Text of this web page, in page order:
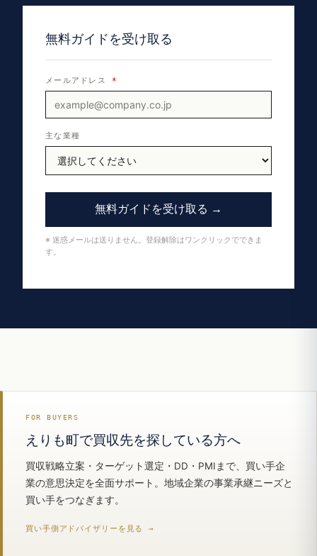
無料ガイドを受け取る
メールアドレス *
主な業種
無料ガイドを受け取る →
※ 迷惑メールは送りません。登録解除はワンクリックでできま
す。
FOR BUYERS
えりも町で買収先を探している方へ
買収戦略立案・ターゲット選定・DD・PMIまで、買い手企
業の意思決定を全面サポート。地域企業の事業承継ニーズと
買い手をつなぎます。
買い手側アドバイザリーを見る →